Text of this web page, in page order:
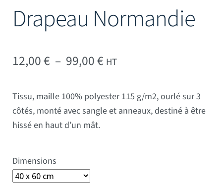
Drapeau Normandie
12,00€ – 99,00€Plage de prix : 12,00 €
HT
Tissu, maille 100% polyester 115 g/m2, ourlé sur 3
côtés, monté avec sangle et anneaux, destiné à être
hissé en haut d’un mât.
Dimensions